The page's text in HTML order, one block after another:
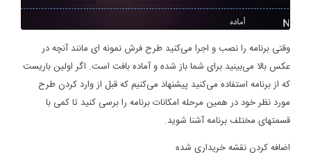
وقتی برنامه را نصب و اجرا می‌کنید طرح فرش نمونه ای مانند آنچه در
عکس بالا می‌بینید برای شما باز شده و آماده بافت است. اگر اولین باریست
که از برنامه استفاده می‌کنید پیشنهاد می‌کنیم که قبل از وارد کردن طرح
مورد نظر خود در همین مرحله امکانات برنامه را برسی کنید تا کمی با
قسمتهای مختلف برنامه آشنا شوید.
اضافه کردن نقشه خریداری شده